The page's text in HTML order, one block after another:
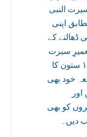
النبی
اپنی
ڈھالنے کے
سیرت
کے ۱۰ ستون کا
خود بھی
کو بھی
دیں۔